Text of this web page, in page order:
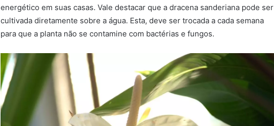
energético em suas casas. Vale destacar que a dracena sanderiana pode ser
cultivada diretamente sobre a água. Esta, deve ser trocada a cada semana
para que a planta não se contamine com bactérias e fungos.